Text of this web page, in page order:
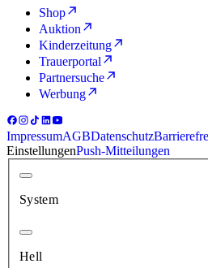
Shop
Auktion
Kinderzeitung
Trauerportal
Partnersuche
Werbung
ImpressumAGBDatenschutz
EinstellungenPush-Mitteilungen
System
Hell